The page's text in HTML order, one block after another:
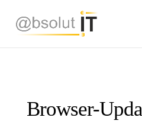
Browser-